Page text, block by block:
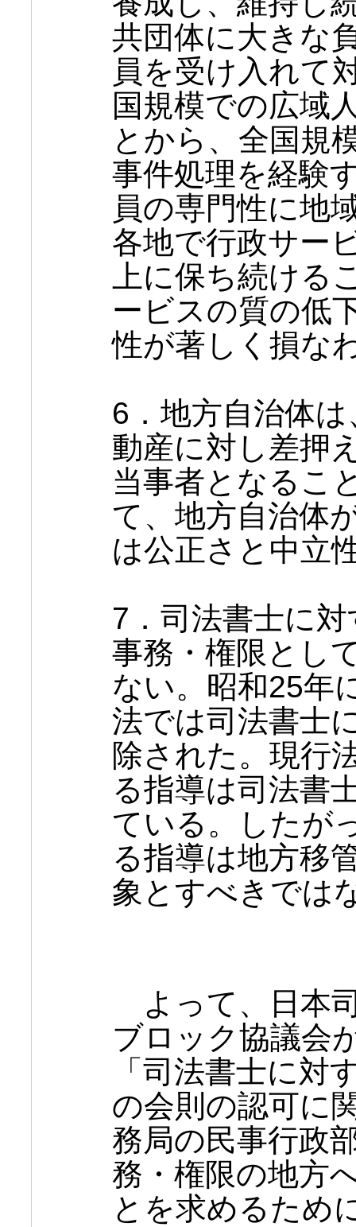
共団体に大きな
員を受け入れて
国規模での広域
とから、全国規
事件処理を経験
員の専門性に地
各地で行政サー
上に保ち続ける
ービスの質の低
性が著しく損な
6．地方自治体
動産に対し差押
当事者となるこ
て、地方自治体
は公正さと中立
7．司法書士に
事務・権限とし
ない。昭和25年
法では司法書士
除された。現行
る指導は司法書
ている。したが
る指導は地方移
象とすべきでは
よって、日本
ブロック協議会
「司法書士に対
の会則の認可に
務局の民事行政
務・権限の地方
とを求めるため